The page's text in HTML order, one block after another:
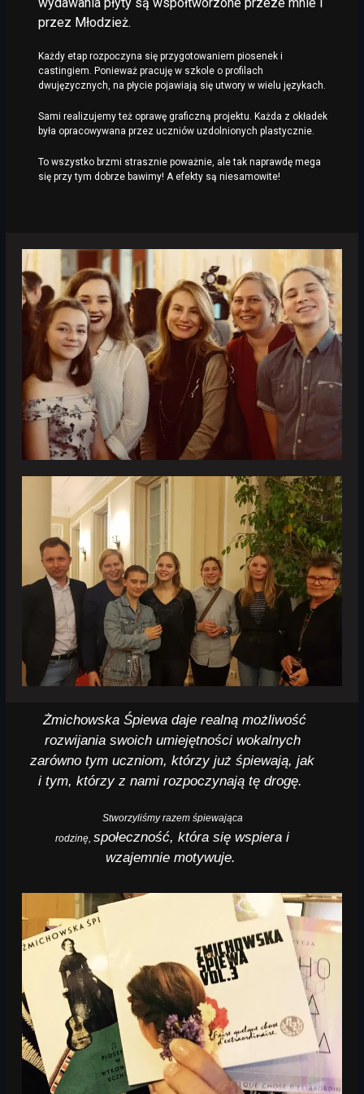
przez Młodzież.
Każdy etap rozpoczyna się przygotowaniem piosenek i
castingiem. Ponieważ pracuję w szkole o profilach
dwujęzycznych, na płycie pojawiają się utwory w wielu językach.
Sami realizujemy też oprawę graficzną projektu. Każda z okładek
była opracowywana przez uczniów uzdolnionych plastycznie.
To wszystko brzmi strasznie poważnie, ale tak naprawdę mega
się przy tym dobrze bawimy! A efekty są niesamowite!
Żmichowska Śpiewa daje realną możliwość
rozwijania swoich umiejętności wokalnych
zarówno tym uczniom,którzy już śpiewają, jak
i tym,którzy z namirozpoczynają tę drogę.
Stworzyliśmy razem śpiewająca
rodzinę,społeczność,która się wspiera i
wzajemnie motywuje.